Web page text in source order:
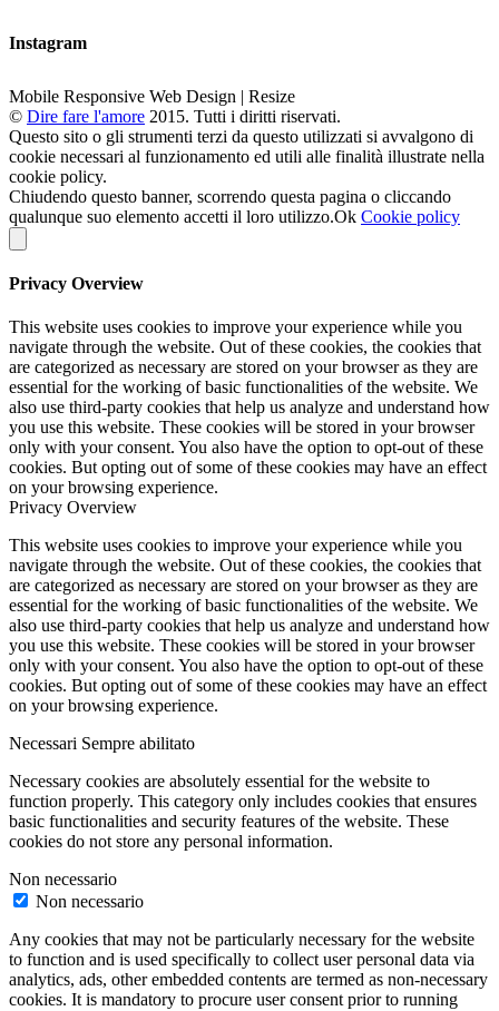
Instagram
Mobile Responsive Web Design | Resize
© Dire fare l'amore 2015. Tutti i diritti riservati.
Questo sito o gli strumenti terzi da questo utilizzati si avvalgono di
cookie necessari al funzionamento ed utili alle finalità illustrate nella
cookie policy.
Chiudendo questo banner, scorrendo questa pagina o cliccando
qualunque suo elemento accetti il loro utilizzo.Ok Cookie policy
Privacy Overview
This website uses cookies to improve your experience while you
navigate through the website. Out of these cookies, the cookies that
are categorized as necessary are stored on your browser as they are
essential for the working of basic functionalities of the website. We
also use third-party cookies that help us analyze and understand how
you use this website. These cookies will be stored in your browser
only with your consent. You also have the option to opt-out of these
cookies. But opting out of some of these cookies may have an effect
on your browsing experience.
Privacy Overview
This website uses cookies to improve your experience while you
navigate through the website. Out of these cookies, the cookies that
are categorized as necessary are stored on your browser as they are
essential for the working of basic functionalities of the website. We
also use third-party cookies that help us analyze and understand how
you use this website. These cookies will be stored in your browser
only with your consent. You also have the option to opt-out of these
cookies. But opting out of some of these cookies may have an effect
on your browsing experience.
Necessari Sempre abilitato
Necessary cookies are absolutely essential for the website to
function properly. This category only includes cookies that ensures
basic functionalities and security features of the website. These
cookies do not store any personal information.
Non necessario
Non necessario
Any cookies that may not be particularly necessary for the website
to function and is used specifically to collect user personal data via
analytics, ads, other embedded contents are termed as non-necessary
cookies. It is mandatory to procure user consent prior to running